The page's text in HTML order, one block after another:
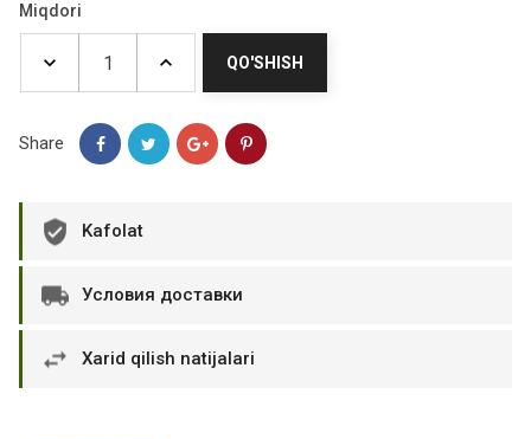
Miqdori
QO'SHISH
Share
Kafolat
Условия доставки
Xarid qilish natijalari